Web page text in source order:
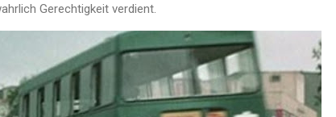
Gerechtigkeit verdient.